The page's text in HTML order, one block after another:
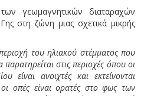
γεωμαγνητικών διαταραχών
στη ζώνη μιας σχετικά μικρής
του ηλιακού στέμματος που
παρατηρείται στις περιοχές όπου οι
είναι ανοιχτές και εκτείνονται
οπές είναι ορατές στο φως των